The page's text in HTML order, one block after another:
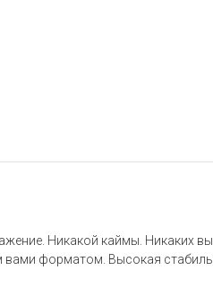
Никакой каймы. Никаких
форматом. Высокая